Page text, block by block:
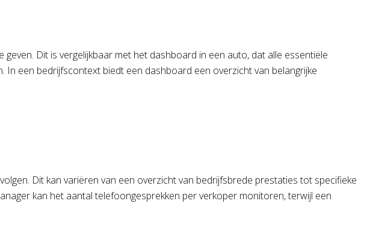
Dit is vergelijkbaar met het dashboard in een auto, dat alle essentiële
In een bedrijfscontext biedt een dashboard een overzicht van belangrijke
Dit kan variëren van een overzicht van bedrijfsbrede prestaties tot specifieke
kan het aantal telefoongesprekken per verkoper monitoren, terwijl een